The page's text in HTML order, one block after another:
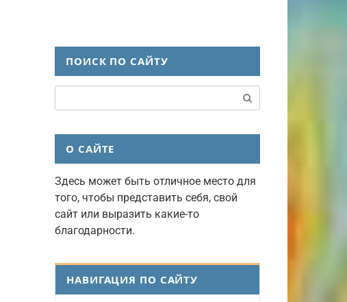
ПОИСК ПО САЙТУ
О САЙТЕ
Здесь может быть отличное место для
того, чтобы представить себя, свой
сайт или выразить какие-то
благодарности.
НАВИГАЦИЯ ПО САЙТУ